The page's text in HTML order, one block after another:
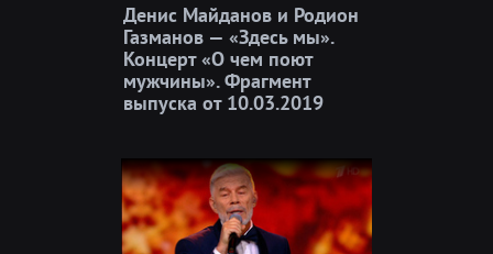
Денис Майданов и Родион
Газманов — «Здесь мы».
Концерт «О чем поют
мужчины». Фрагмент
выпуска от 10.03.2019